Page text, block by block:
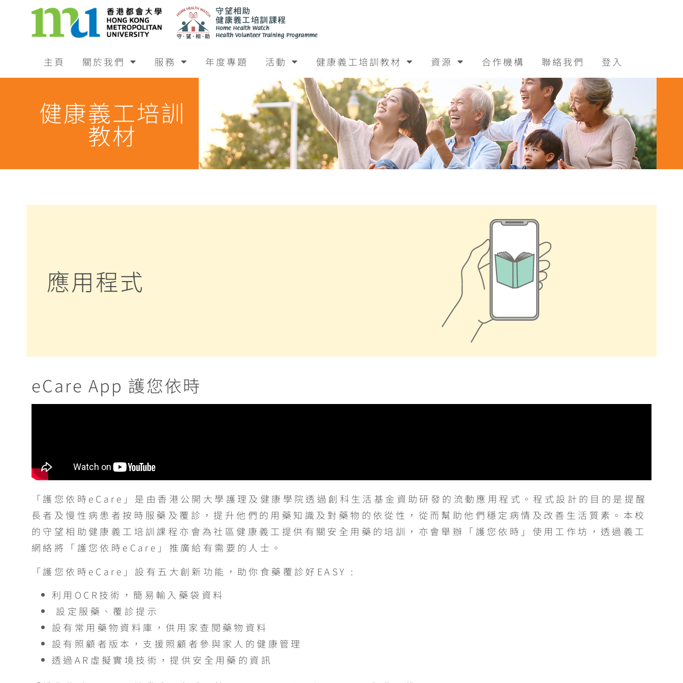
主頁 關於我們 服務 年度專題 活動 健康義工培訓教材 資源 合作機構 聯絡我們 登入
健康義工培訓
教材
應用程式
eCare App 護您依時
「護您依時eCare」是由香港公開大學護理及健康學院透過創科生活基金資助研發的流動應用程式。程式設計的目的是提醒
長者及慢性病患者按時服藥及覆診，提升他們的用藥知識及對藥物的依從性，從而幫助他們穩定病情及改善生活質素。本校
的守望相助健康義工培訓課程亦會為社區健康義工提供有關安全用藥的培訓，亦會舉辦「護您依時」使用工作坊，透過義工
網絡將「護您依時eCare」推廣給有需要的人士。
「護您依時eCare」設有五大創新功能，助你食藥覆診好EASY :
利用OCR技術，簡易輸入藥袋資料
設定服藥、覆診提示
設有常用藥物資料庫，供用家查閱藥物資料
設有照顧者版本，支援照顧者參與家人的健康管理
透過AR虛擬實境技術，提供安全用藥的資訊